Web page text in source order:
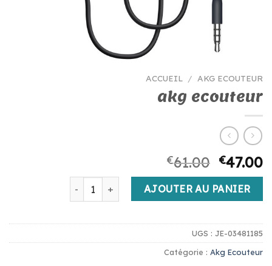
ACCUEIL / AKG ECOUTEUR
akg ecouteur
€61.00 €47.00
quantité de akg ecouteurAJOUTER AU PANIER
UGS : JE-03481185
Catégorie : Akg Ecouteur